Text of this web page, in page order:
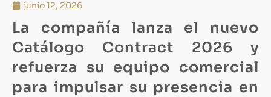
junio 12, 2026
La compañía lanza el nuevo
Catálogo Contract 2026 y
refuerza su equipo comercial
para impulsar su presencia en